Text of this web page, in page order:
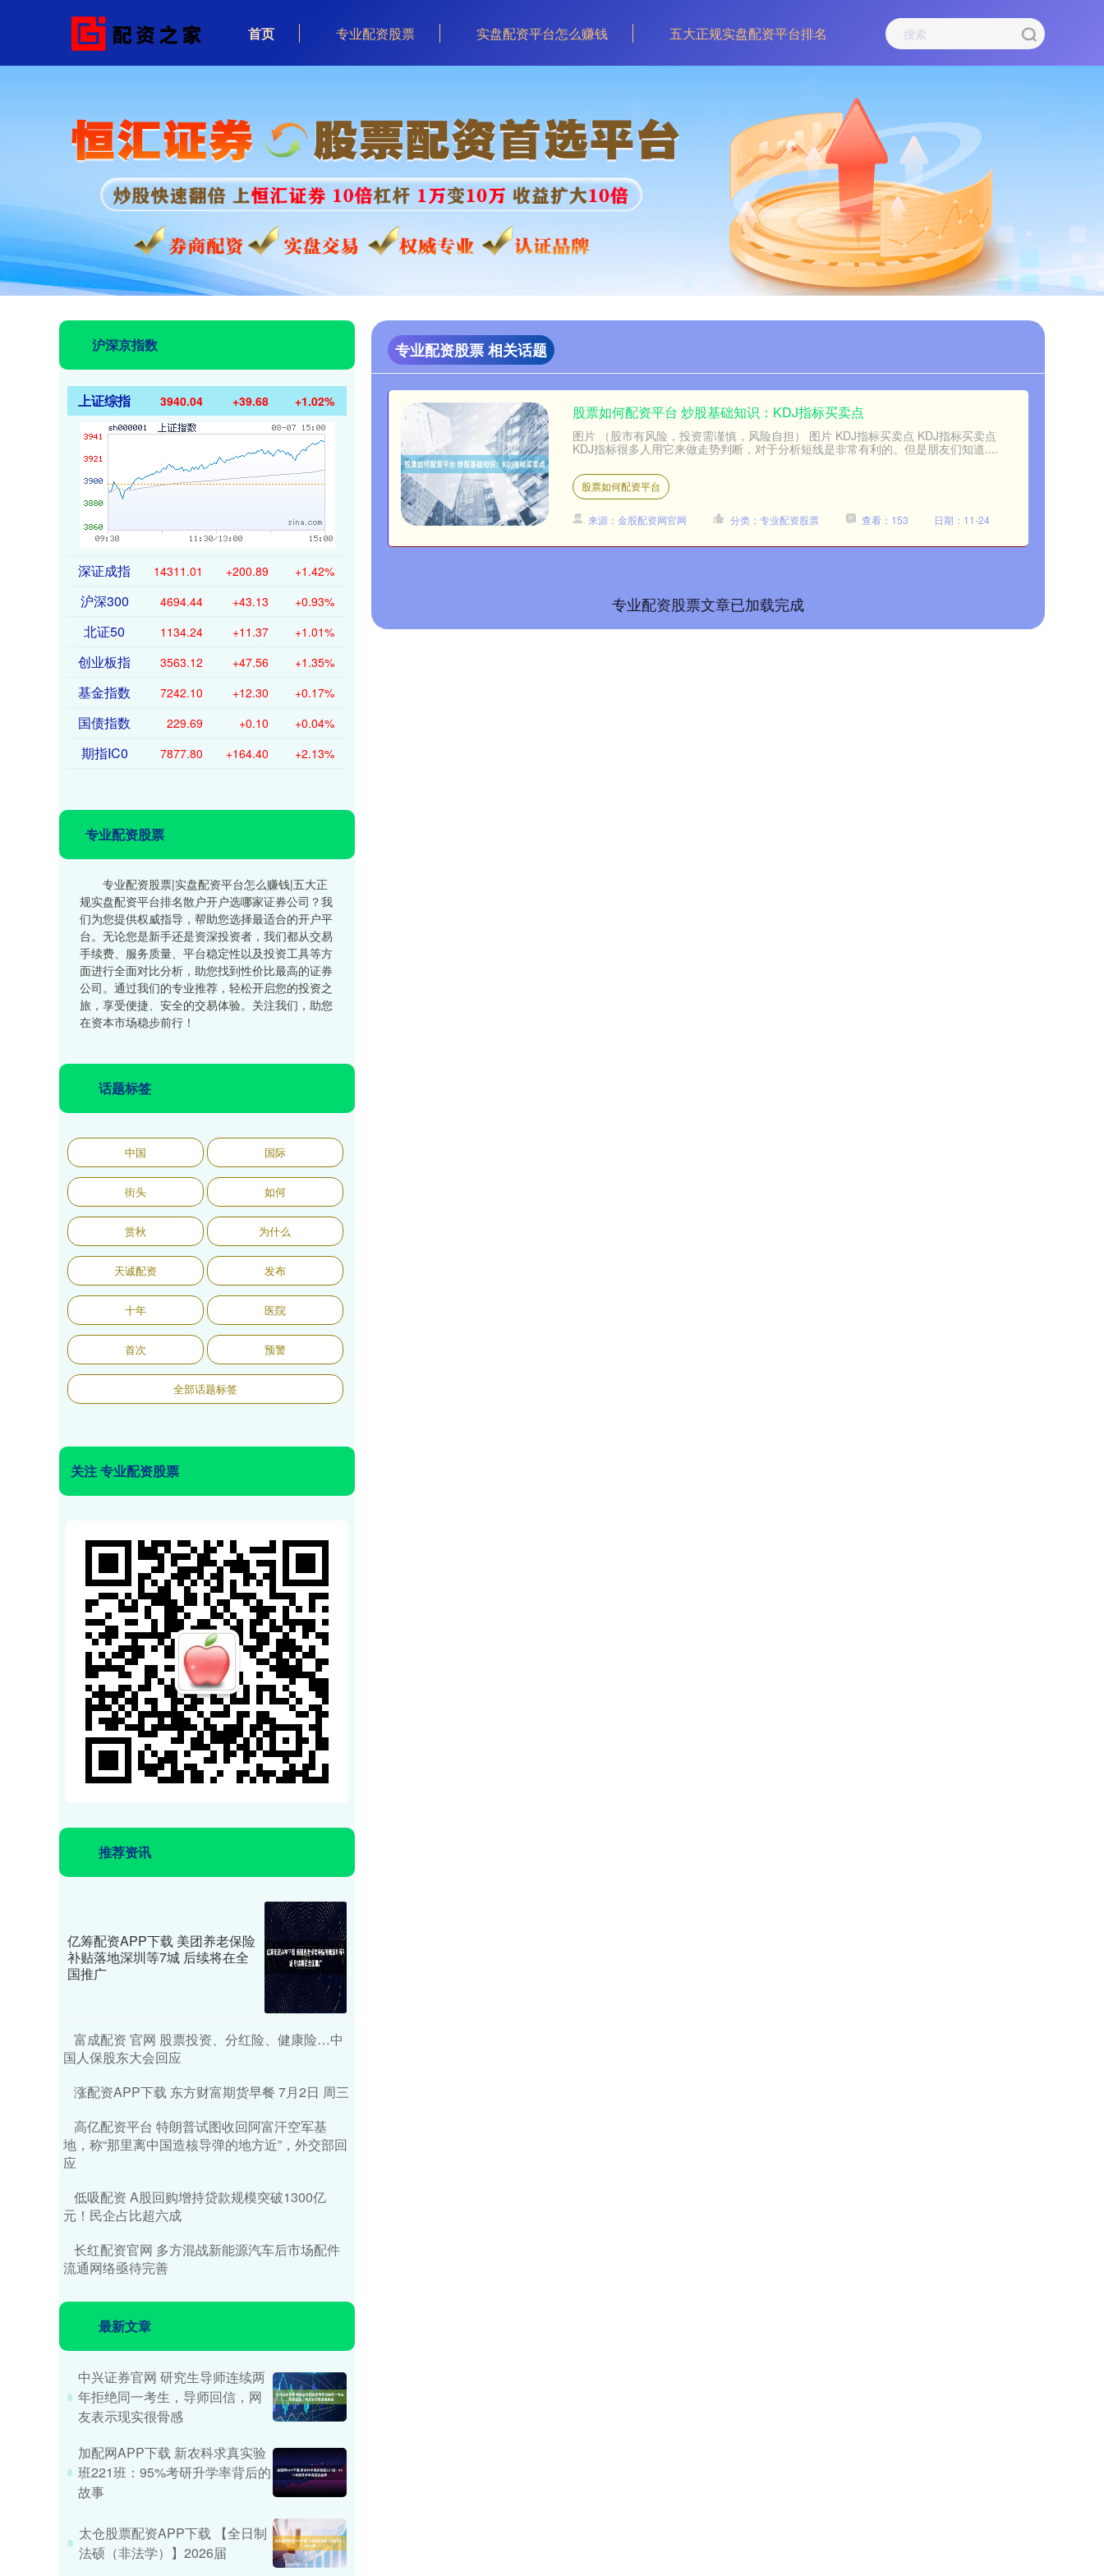
首页 专业配资股票 实盘配资平台怎么赚钱 五大正规实盘配资平台排名
专业配资股票 相关话题
股票如何配资平台 炒股基础知识：KDJ指标买卖点
图片 （股市有风险，投资需谨慎，风险自担） 图片 KDJ指标买卖点 KDJ指标买卖点
KDJ指标很多人用它来做走势判断，对于分析短线是非常有利的。但是朋友们知道....
股票如何配资平台
来源：金股配资网官网 分类：专业配资股票 查看：153 日期：11-24
专业配资股票文章已加载完成
沪深京指数
上证综指 3940.04 +39.68 +1.02%
深证成指 14311.01 +200.89 +1.42%
沪深300 4694.44 +43.13 +0.93%
北证50 1134.24 +11.37 +1.01%
创业板指 3563.12 +47.56 +1.35%
基金指数 7242.10 +12.30 +0.17%
国债指数 229.69 +0.10 +0.04%
期指IC0 7877.80 +164.40 +2.13%
专业配资股票
专业配资股票|实盘配资平台怎么赚钱|五大正
规实盘配资平台排名散户开户选哪家证券公司？我
们为您提供权威指导，帮助您选择最适合的开户平
台。无论您是新手还是资深投资者，我们都从交易
手续费、服务质量、平台稳定性以及投资工具等方
面进行全面对比分析，助您找到性价比最高的证券
公司。通过我们的专业推荐，轻松开启您的投资之
旅，享受便捷、安全的交易体验。关注我们，助您
在资本市场稳步前行！
话题标签
中国 国际
街头 如何
赏秋 为什么
天诚配资 发布
十年 医院
首次 预警
全部话题标签
关注 专业配资股票
推荐资讯
亿筹配资APP下载 美团养老保险
补贴落地深圳等7城 后续将在全
国推广
富成配资 官网 股票投资、分红险、健康险…中
国人保股东大会回应
涨配资APP下载 东方财富期货早餐 7月2日 周三
高亿配资平台 特朗普试图收回阿富汗空军基
地，称“那里离中国造核导弹的地方近”，外交部回
应
低吸配资 A股回购增持贷款规模突破1300亿
元！民企占比超六成
长红配资官网 多方混战新能源汽车后市场配件
流通网络亟待完善
最新文章
中兴证券官网 研究生导师连续两
年拒绝同一考生，导师回信，网
友表示现实很骨感
加配网APP下载 新农科求真实验
班221班：95%考研升学率背后的
故事
太仓股票配资APP下载 【全日制
法硕（非法学）】2026届